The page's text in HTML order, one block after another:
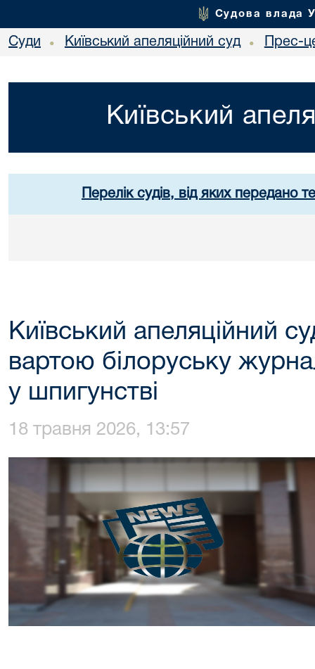
Судова влада
Суди • Київський апеляційний суд • Прес-
Київський
Перелік судів, від яких передано
Київський апеляційний
вартою білоруську
у шпигунстві
18 травня 2026, 13:57